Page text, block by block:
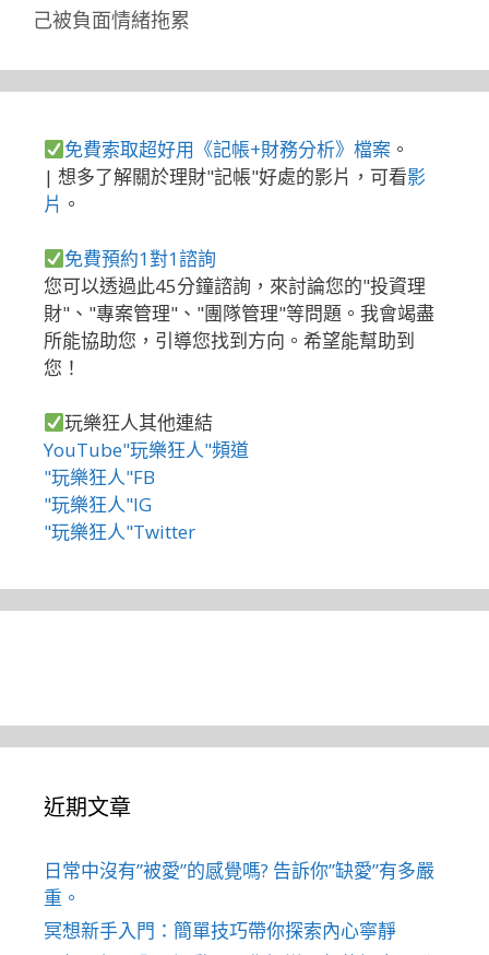
己被負面情緒拖累
免費索取超好用《記帳+財務分析》檔案 。
| 想多了解關於理財"記帳"好處的影片，可看影
片 。
免費預約1對1諮詢
您可以透過此45分鐘諮詢，來討論您的"投資理
財"、"專案管理"、"團隊管理"等問題。我會竭盡
所能協助您，引導您找到方向。希望能幫助到
您！
玩樂狂人其他連結
YouTube"玩樂狂人"頻道
"玩樂狂人"FB
"玩樂狂人"IG
"玩樂狂人"Twitter
近期文章
日常中沒有”被愛”的感覺嗎? 告訴你”缺愛”有多嚴
重。
冥想新手入門：簡單技巧帶你探索內心寧靜